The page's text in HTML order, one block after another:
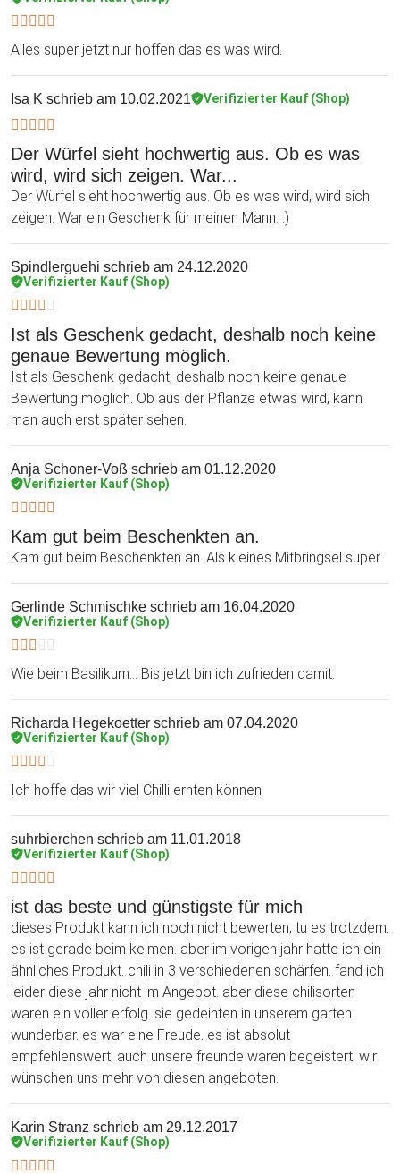
Alles super jetzt nur hoffen das es was wird.
Isa K schrieb am 10.02.2021 Verifizierter Kauf (Shop)
Der Würfel sieht hochwertig aus. Ob es was
wird, wird sich zeigen. War...
Der Würfel sieht hochwertig aus. Ob es was wird, wird sich
zeigen. War ein Geschenk für meinen Mann. :)
Spindlerguehi schrieb am 24.12.2020
Verifizierter Kauf (Shop)
Ist als Geschenk gedacht, deshalb noch keine
genaue Bewertung möglich.
Ist als Geschenk gedacht, deshalb noch keine genaue
Bewertung möglich. Ob aus der Pflanze etwas wird, kann
man auch erst später sehen.
Anja Schoner-Voß schrieb am 01.12.2020
Verifizierter Kauf (Shop)
Kam gut beim Beschenkten an.
Kam gut beim Beschenkten an. Als kleines Mitbringsel super
Gerlinde Schmischke schrieb am 16.04.2020
Verifizierter Kauf (Shop)
Wie beim Basilikum... Bis jetzt bin ich zufrieden damit.
Richarda Hegekoetter schrieb am 07.04.2020
Verifizierter Kauf (Shop)
Ich hoffe das wir viel Chilli ernten können
suhrbierchen schrieb am 11.01.2018
Verifizierter Kauf (Shop)
ist das beste und günstigste für mich
dieses Produkt kann ich noch nicht bewerten, tu es trotzdem.
es ist gerade beim keimen. aber im vorigen jahr hatte ich ein
ähnliches Produkt. chili in 3 verschiedenen schärfen. fand ich
leider diese jahr nicht im Angebot. aber diese chilisorten
waren ein voller erfolg. sie gedeihten in unserem garten
wunderbar. es war eine Freude. es ist absolut
empfehlenswert. auch unsere freunde waren begeistert. wir
wünschen uns mehr von diesen angeboten.
Karin Stranz schrieb am 29.12.2017
Verifizierter Kauf (Shop)